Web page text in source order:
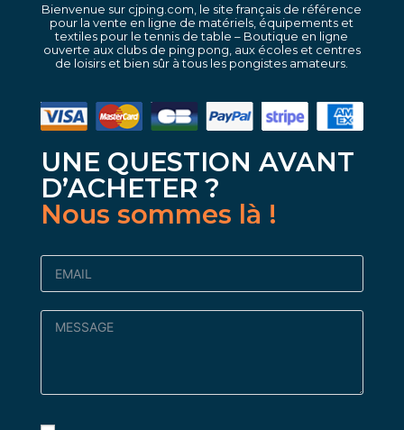
Bienvenue sur cjping.com, le site français de référence
pour la vente en ligne de matériels, équipements et
textiles pour le tennis de table – Boutique en ligne
ouverte aux clubs de ping pong, aux écoles et centres
de loisirs et bien sûr à tous les pongistes amateurs.
UNE QUESTION AVANT
D’ACHETER ?
Nous sommes là !